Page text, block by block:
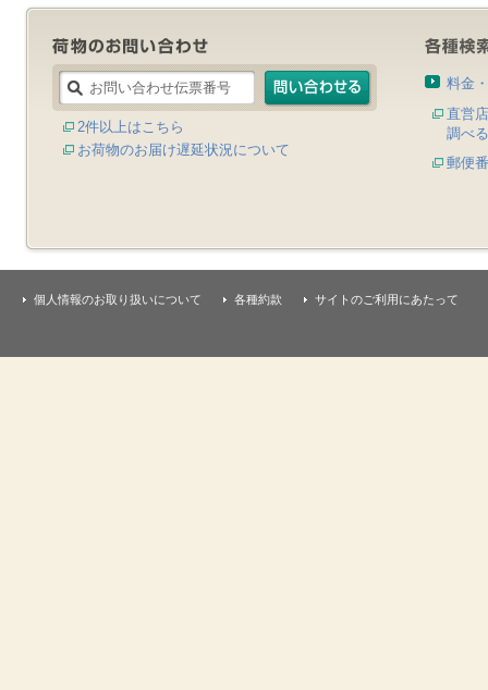
2件以上はこちら
お荷物のお届け遅延状況について
料金
直営
調べる
郵便
個人情報のお取り扱いについて 各種約款 サイトのご利用にあたって